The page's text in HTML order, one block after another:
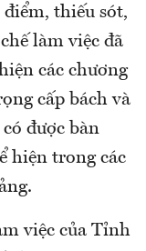
thiếu sót,
làm việc đã
các chương
cấp bách và
được bàn
hiện trong các
việc của Tỉnh